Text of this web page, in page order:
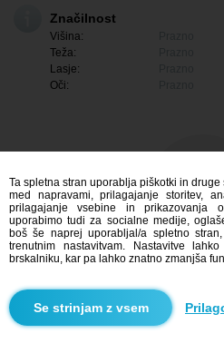
Značilnost
Višina:
Teža:
Lasje:
Oči:
Me
Iskanje
Ta spletna stran uporablja piškotki in
med napravami, prilagajanje storitev,
prilagajanje vsebine in prikazovanja
uporabimo tudi za socialne medije,
boš še naprej uporabljal/a spletno
trenutnim nastavitvam. Nastavitve
brskalniku, kar pa lahko znatno zmanjša